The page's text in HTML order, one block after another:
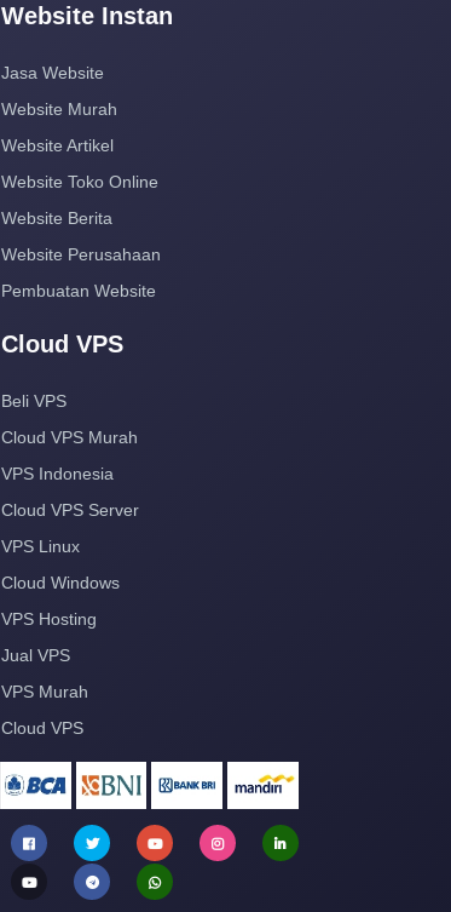
Website Instan
Jasa Website
Website Murah
Website Artikel
Website Toko Online
Website Berita
Website Perusahaan
Pembuatan Website
Cloud VPS
Beli VPS
Cloud VPS Murah
VPS Indonesia
Cloud VPS Server
VPS Linux
Cloud Windows
VPS Hosting
Jual VPS
VPS Murah
Cloud VPS